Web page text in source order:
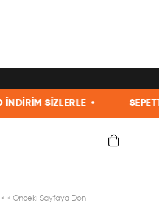
• SEPETTE NET %20
< < Önceki Sayfaya Dön